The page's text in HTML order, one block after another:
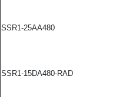
SSR1-25AA480
SSR1-15DA480-RAD